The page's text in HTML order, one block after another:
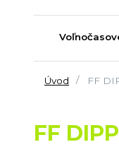
Úvod FF
FF